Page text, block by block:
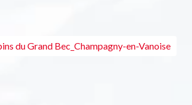
du Grand Bec_Champagny-en-Vanoise